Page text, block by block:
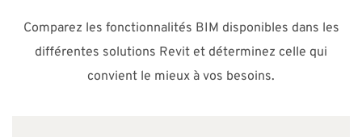
Comparez les fonctionnalités BIM disponibles dans les
différentes solutions Revit et déterminez celle qui
convient le mieux à vos besoins.